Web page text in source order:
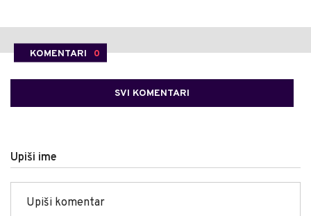
KOMENTARI 0
SVI KOMENTARI
Upiši ime